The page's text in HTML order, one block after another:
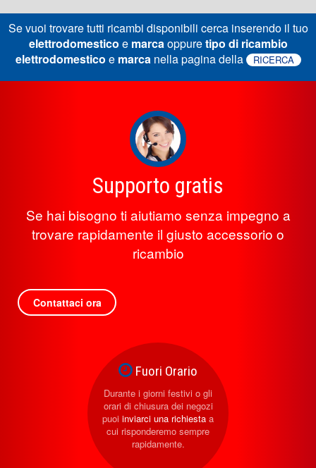
Se vuoi trovare tutti ricambi disponibili cerca inserendo il tuo
elettrodomestico e marcaoppuretipo di ricambio
elettrodomestico e marcanella pagina della RICERCA
Supporto gratis
Se hai bisogno ti aiutiamo senza impegno a
trovare rapidamente il giusto accessorio o
ricambio
Contattaci ora
Fuori Orario
Durante i giorni festivi o gli
orari di chiusura dei negozi
puoi inviarci una richiesta a
cui risponderemo sempre
rapidamente.